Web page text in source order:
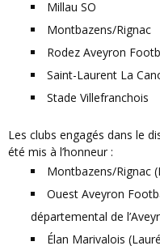
Millau SO
Montbazens/Rignac
Rodez Aveyron
Saint-Laurent La
Stade Villefranchois
Les clubs engagés dans le
été mis à l’honneur :
Montbazens/Rignac
Ouest Aveyron
départemental de
Élan Marivalois